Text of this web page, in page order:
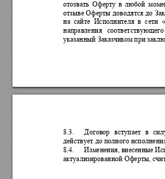
отозвать Оферту в любой
отзыве Оферты доводятся до
на сайте Исполнителя в сети
направления
указанный Заказчиком при
8.3. Договор вступает в
действует до полного
8.4. Изменения, внесенные
актуализированной Оферты,